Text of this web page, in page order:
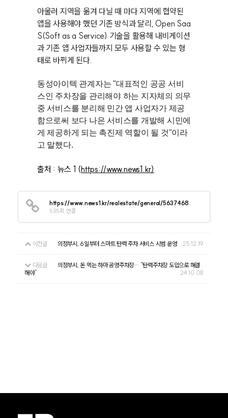
아울러 지역을 옮겨 다닐 때 마다 지역에 협약된
앱을 사용해야 했던 기존 방식과 달리, Open Saa
S(Soft as a Service) 기술을 활용해 내비게이션
과 기존 앱 사업자들까지 모두 사용할 수 있는 형
태로 바뀌게 된다.
동성아이텍 관계자는 "대표적인 공공 서비
스인 주차장을 관리해야 하는 지자체의 의무
중 서비스를 분리해 민간 앱 사업자가 제공
함으로써 보다 나은 서비스를 개발해 시민에
게 제공하게 되는 촉진제 역할이 될 것"이라
고 말했다.
출처 : 뉴스 1 (https://www.news1.kr)
https://www.news1.kr/realestate/general/5637468
535회 연결
이전글 의정부시, 6일부터 스마트 탄력 주차 서비스 시범 운영 25.12.19
다음글
의정부시, 돈 먹는 하마 공영주차장… “탄력주차장 도입으로 해결
해야”
24.10.08